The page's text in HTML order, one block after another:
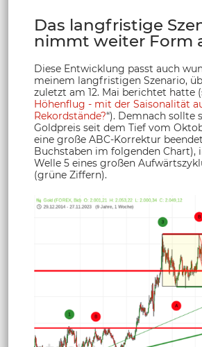
Das langfristige
nimmt weiter Form
Diese Entwicklung passt auch
meinem langfristigen Szenario,
zuletzt am 12. Mai berichtet hatte
Höhenflug - mit der Saisonalität
Rekordstände?“). Demnach sollte
Goldpreis seit dem Tief vom
eine große ABC-Korrektur
Buchstaben im folgenden Chart),
Welle 5 eines großen
(grüne Ziffern).